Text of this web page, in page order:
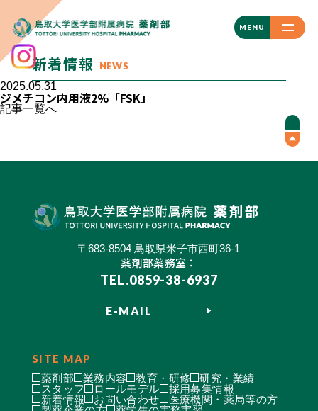
MENU
CLOSE
新着情報 NEWS
2025.05.31
ジメチコン内用液2%「FSK」
記事一覧へ
〒683-8504 鳥取県米子市西町36-1
薬剤部薬務室：
TEL.0859-38-6937
E-MAIL
SITE MAP
薬剤部 業務内容 教育・研修
研究・業績
スタッフ
ロールモデル
採用募集情報
新着情報
お問い合わせ
医療機関・薬局等の方